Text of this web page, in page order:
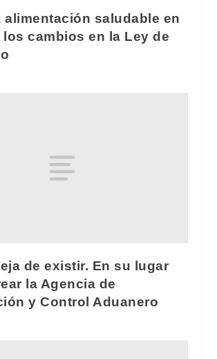
alimentación saludable en
cambios en la Ley de
de existir. En su lugar
la Agencia de
y Control Aduanero